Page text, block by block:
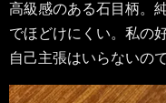
高級感のある石目柄。
でほどけにくい。私の
自己主張はいらないの